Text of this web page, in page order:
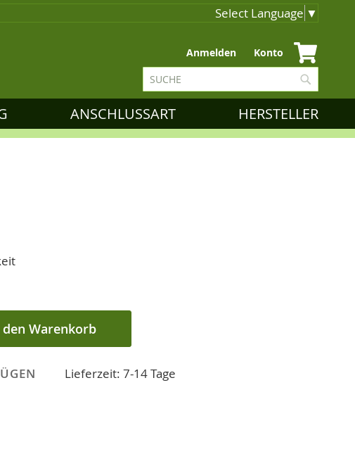
Select Language ▼
Zum
Inhalt
springen
Anmelden Konto
Suche
ANSCHLUSSART HERSTELLER
den Warenkorb
Lieferzeit: 7-14 Tage